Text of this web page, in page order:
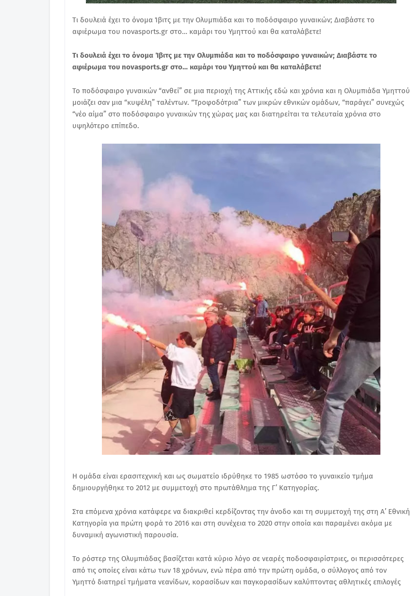
Tι δουλειά έχει το όνομα Ίβιτς με την Ολυμπιάδα και το ποδόσφαιρο γυναικών; Διαβάστε το
αφιέρωμα του novasports.gr στο… καμάρι του Υμηττού και θα καταλάβετε!
Tι δουλειά έχει το όνομα Ίβιτς με την Ολυμπιάδα και το ποδόσφαιρο γυναικών; Διαβάστε το
αφιέρωμα του novasports.gr στο… καμάρι του Υμηττού και θα καταλάβετε!
Το ποδόσφαιρο γυναικών “ανθεί” σε μια περιοχή της Αττικής εδώ και χρόνια και η Ολυμπιάδα Υμηττού
μοιάζει σαν μια “κυψέλη” ταλέντων. “Τροφοδότρια” των μικρών εθνικών ομάδων, “παράγει” συνεχώς
“νέο αίμα” στο ποδόσφαιρο γυναικών της χώρας μας και διατηρείται τα τελευταία χρόνια στο
υψηλότερο επίπεδο.
Η ομάδα είναι ερασιτεχνική και ως σωματείο ιδρύθηκε το 1985 ωστόσο το γυναικείο τμήμα
δημιουργήθηκε το 2012 με συμμετοχή στο πρωτάθλημα της Γ’ Κατηγορίας.
Στα επόμενα χρόνια κατάφερε να διακριθεί κερδίζοντας την άνοδο και τη συμμετοχή της στη Α’ Εθνική
Κατηγορία για πρώτη φορά το 2016 και στη συνέχεια το 2020 στην οποία και παραμένει ακόμα με
δυναμική αγωνιστική παρουσία.
Το ρόστερ της Ολυμπιάδας βασίζεται κατά κύριο λόγο σε νεαρές ποδοσφαιρίστριες, οι περισσότερες
από τις οποίες είναι κάτω των 18 χρόνων, ενώ πέρα από την πρώτη ομάδα, ο σύλλογος από τον
Υμηττό διατηρεί τμήματα νεανίδων, κορασίδων και παγκορασίδων καλύπτοντας αθλητικές επιλογές